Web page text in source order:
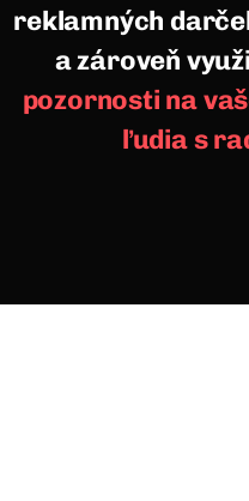
reklamných
a zároveň
pozornosti na
ľudia s